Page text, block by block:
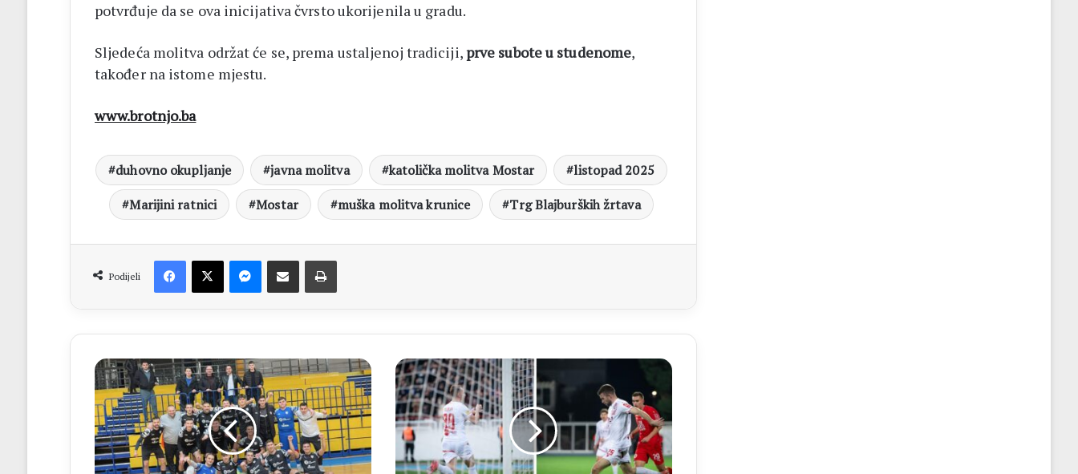
potvrđuje da se ova inicijativa čvrsto ukorijenila u gradu.
Sljedeća molitva održat će se, prema ustaljenoj tradiciji,prve subote u studenome,
također na istome mjestu.
www.brotnjo.ba
duhovno okupljanje javna molitva katolička molitva Mostar
listopad 2025
Marijini ratnici
Mostar muška molitva krunice Trg Blajburških žrtava
Podijeli
Facebook
X MessengerDijeli putem Emaila Printaj
MNK
BROTNJO
Na
korak
do
titule
jesenskog
MOSTARSKI
DERBI
Zrinjski
i
Velež
podijelili
bodove